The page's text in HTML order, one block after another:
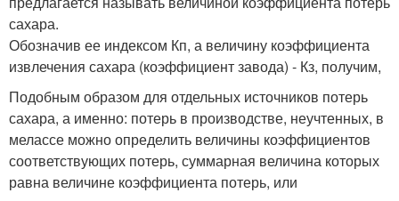
сахара.
Обозначив ее индексом Кп, а величину коэффициента
извлечения сахара (коэффициент завода) - Кз, получим,
Подобным образом для отдельных источников потерь
сахара, а именно: потерь в производстве, неучтенных, в
мелассе можно определить величины коэффициентов
соответствующих потерь, суммарная величина которых
равна величине коэффициента потерь, или